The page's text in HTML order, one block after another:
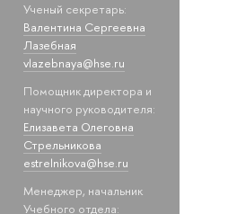
Ученый секретарь:
Валентина Сергеевна
Лазебная
vlazebnaya@hse.ru
Помощник директора и
научного руководителя:
Елизавета Олеговна
Стрельникова
estrelnikova@hse.ru
Менеджер, начальник
Учебного отдела: